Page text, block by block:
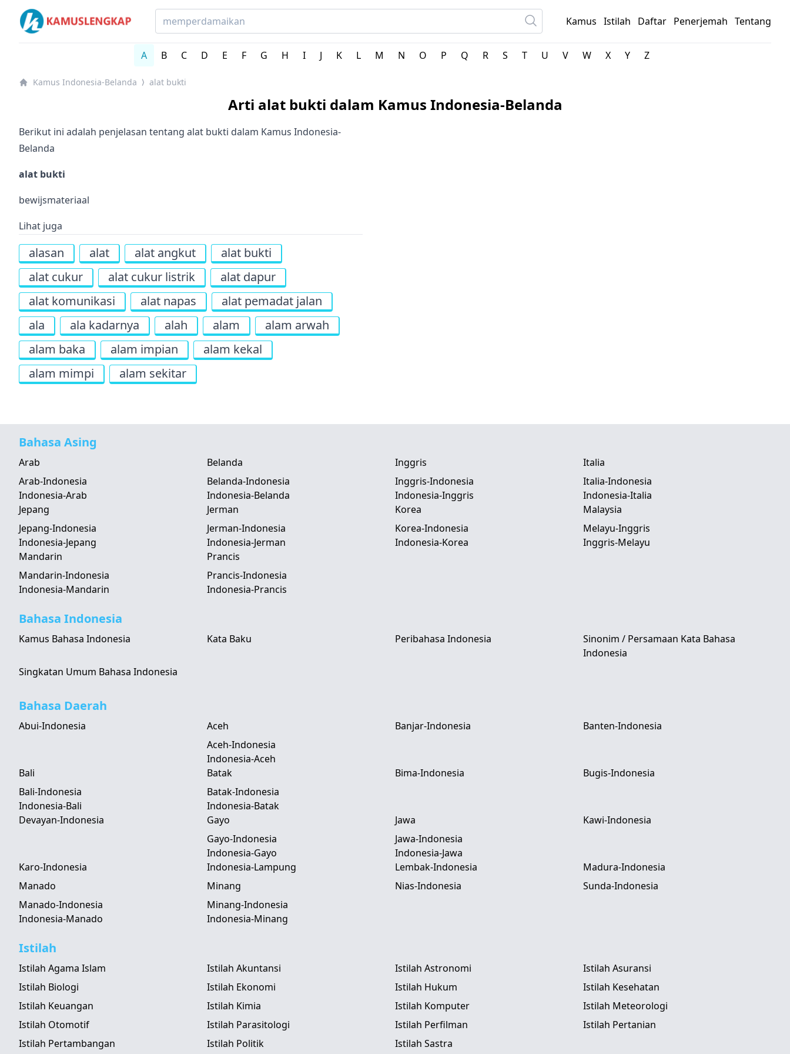
Kamus Lengkap Indonesia-Belanda - Kamus Bahasa Belanda
Kamus Istilah Daftar Penerjemah Tentang
A B C D E F G H I J K L M N O P Q R S T U V W X Y Z
Kamus Indonesia-Belanda ⟩ alat bukti
Arti alat bukti dalam Kamus Indonesia-Belanda
Berikut ini adalah penjelasan tentang alat bukti dalam Kamus Indonesia-
Belanda
alat bukti
bewijsmateriaal
Lihat juga
alasan alat alat angkut
alat bukti
alat cukur
alat cukur listrik
alat dapur
alat komunikasi
alat napas
alat pemadat jalan
ala
ala kadarnya alah alam
alam arwah
alam baka
alam impian
alam kekal
alam mimpi
alam sekitar
Bahasa Asing
Arab
Arab-Indonesia
Indonesia-Arab
Belanda
Belanda-Indonesia
Indonesia-Belanda
Inggris
Inggris-Indonesia
Indonesia-Inggris
Italia
Italia-Indonesia
Indonesia-Italia
Jepang
Jepang-Indonesia
Indonesia-Jepang
Jerman
Jerman-Indonesia
Indonesia-Jerman
Korea
Korea-Indonesia
Indonesia-Korea
Malaysia
Melayu-Inggris
Inggris-Melayu
Mandarin
Mandarin-Indonesia
Indonesia-Mandarin
Prancis
Prancis-Indonesia
Indonesia-Prancis
Bahasa Indonesia
Kamus Bahasa Indonesia Kata Baku Peribahasa Indonesia
Sinonim / Persamaan Kata Bahasa
Indonesia
Singkatan Umum Bahasa Indonesia
Bahasa Daerah
Abui-Indonesia
Aceh
Aceh-Indonesia
Indonesia-Aceh
Banjar-Indonesia Banten-Indonesia
Bali
Bali-Indonesia
Indonesia-Bali
Batak
Batak-Indonesia
Indonesia-Batak
Bima-Indonesia Bugis-Indonesia
Devayan-Indonesia
Gayo
Gayo-Indonesia
Indonesia-Gayo
Jawa
Jawa-Indonesia
Indonesia-Jawa
Kawi-Indonesia
Karo-Indonesia Indonesia-Lampung Lembak-Indonesia
Madura-Indonesia
Manado
Manado-Indonesia
Indonesia-Manado
Minang
Minang-Indonesia
Indonesia-Minang
Nias-Indonesia Sunda-Indonesia
Istilah
Istilah Agama Islam Istilah Akuntansi Istilah Astronomi
Istilah Asuransi
Istilah Biologi
Istilah Ekonomi Istilah Hukum
Istilah Kesehatan
Istilah Keuangan
Istilah Kimia Istilah Komputer
Istilah Meteorologi
Istilah Otomotif
Istilah Parasitologi Istilah Perfilman
Istilah Pertanian
Istilah Pertambangan
Istilah Politik Istilah Sastra